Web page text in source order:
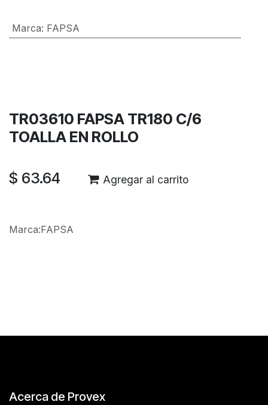
Marca: FAPSA
TR03610 FAPSA TR180 C/6
TOALLA EN ROLLO
$ 63.64 Agregar al carrito
Marca:FAPSA
Acerca de Provex